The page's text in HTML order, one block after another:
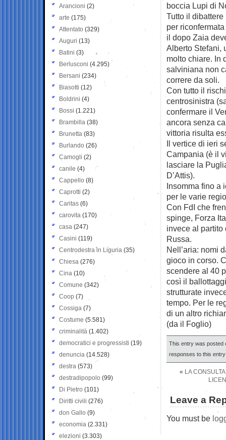
boccia Lupi di
Tutto il
per
il dopo Zaia
Alberto Stefani,
molto chiare. In
salviniana non
correre da soli.
Con tutto il
centrosinistra
confermare il
ancora senza
vittoria risulta
Il vertice di ieri
Campania (è il
lasciare la
D’Attis).
Insomma fino a
per le varie
Con FdI che
spinge, Forza
invece al partito
Russa.
Nell’aria: nomi
gioco in corso.
scendere al 40
così il
strutturate
tempo. Per le
di un altro
(da il Foglio)
This entry was posted
responses to this
« LA
Leave a
You must be
Arancioni (2)
arte (175)
Attentato (329)
Auguri (13)
Batini (3)
Berlusconi (4.295)
Bersani (234)
Biasotti (12)
Boldrini (4)
Bossi (1.221)
Brambilla (38)
Brunetta (83)
Burlando (26)
Camogli (2)
canile (4)
Cappello (8)
Caprotti (2)
Caritas (6)
carovita (170)
casa (247)
Casini (119)
Centrodestra in Liguria (35)
Chiesa (276)
Cina (10)
Comune (342)
Coop (7)
Cossiga (7)
Costume (5.581)
criminalità (1.402)
democratici e progressisti (19)
denuncia (14.528)
destra (573)
destradipopolo (99)
Di Pietro (101)
Diritti civili (276)
don Gallo (9)
economia (2.331)
elezioni (3.303)